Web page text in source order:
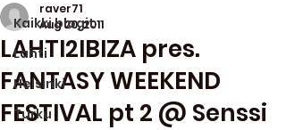
Kaikki blogit
Lahti
Helsinki
Turku
LAHTI2IBIZA pres.
FANTASY WEEKEND
FESTIVAL pt 2 @ Senssi
raver71
Aug 20, 2011